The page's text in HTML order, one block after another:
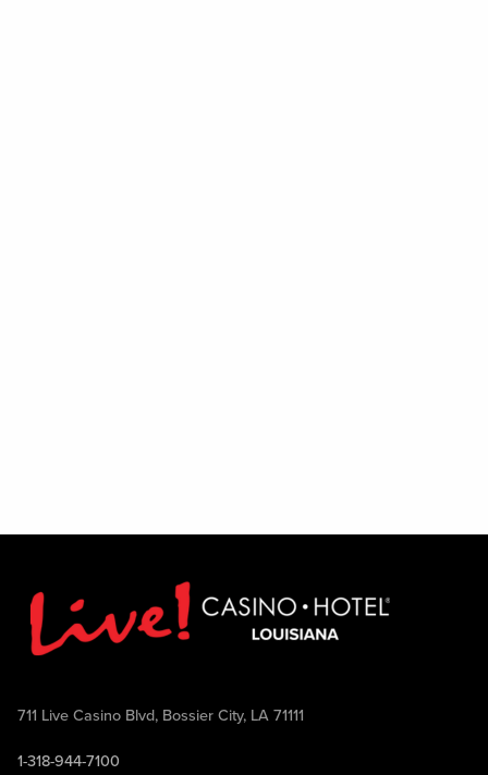
711 Live Casino Blvd, Bossier City, LA 71111
1-318-944-7100